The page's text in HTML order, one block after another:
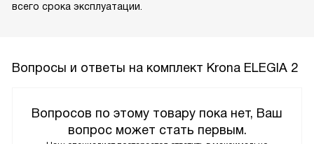
всего срока эксплуатации.
Вопросы и ответы на комплект Krona ELEGIA 2
Вопросов по этому товару пока нет, Ваш
вопрос может стать первым.